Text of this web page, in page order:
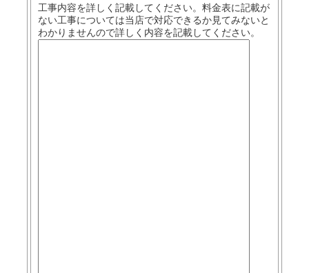
工事内容を詳しく記載してください。料金表に記載が
ない工事については当店で対応できるか見てみないと
わかりませんので詳しく内容を記載してください。